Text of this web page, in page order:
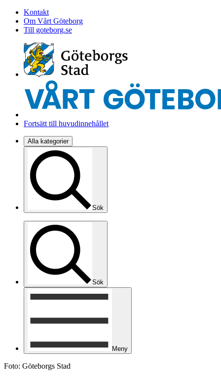
Kontakt
Om Vårt Göteborg
Till goteborg.se
Fortsätt till huvudinnehållet
Alla kategorier
Sök
Sök
Meny
Foto: Göteborgs Stad